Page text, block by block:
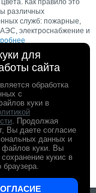
Как правило это
различных
служб: пожарные,
электроснабжение и
британский.
Армейские склады
Б/У
приходе
комбинезон в
состоянии, но с
и загрязнения.
для
сайта
обработка
с
куки в
. Продолжая
Вы даете согласие
данных и
файлов куки. Вы
кукис в
браузера.